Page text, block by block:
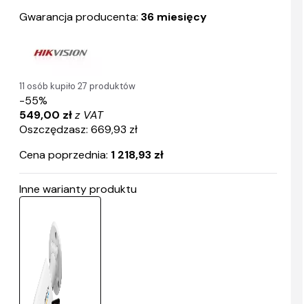
Gwarancja producenta: 36 miesięcy
11 osób kupiło 27 produktów
-55%
549,00 złz VAT
Oszczędzasz: 669,93 zł
Cena poprzednia: 1 218,93 zł
Inne warianty produktu